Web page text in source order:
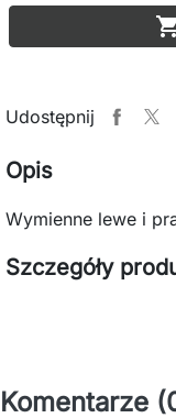
Udostępnij
Opis
Wymienne lewe i
Szczegóły
Komentarze